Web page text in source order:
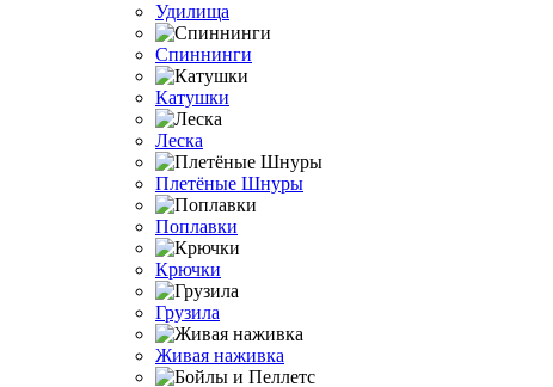
Удилища
Спиннинги
Катушки
Леска
Плетёные Шнуры
Поплавки
Крючки
Грузила
Живая наживка